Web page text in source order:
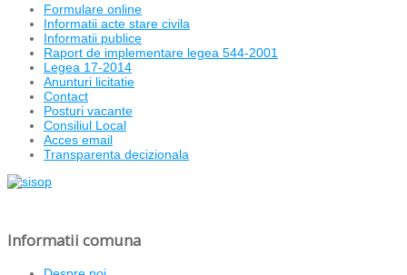
Formulare online
Informatii acte stare civila
Informatii publice
Raport de implementare legea 544-2001
Legea 17-2014
Anunturi licitatie
Contact
Posturi vacante
Consiliul Local
Acces email
Transparenta decizionala
Informatii comuna